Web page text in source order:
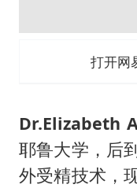
打开网
Dr.Elizabeth
耶鲁大学，后
外受精技术，